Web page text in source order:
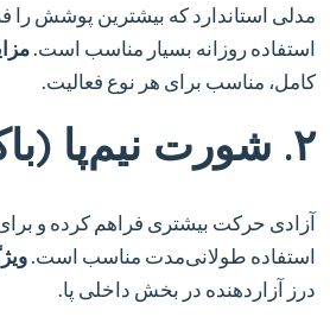
مدلی استاندارد که بیشترین پوشش را
استفاده روزانه بسیار مناسب است.
کامل، مناسب برای هر نوع فعالیت.
۲. شورت نیم‌پا (باکسر)
آزادی حرکت بیشتری فراهم کرده و
استفاده طولانی‌مدت مناسب است.
درز آزاردهنده در بخش داخلی پا.